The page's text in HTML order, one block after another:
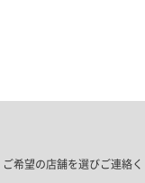
希望の店舗を選びご連絡く